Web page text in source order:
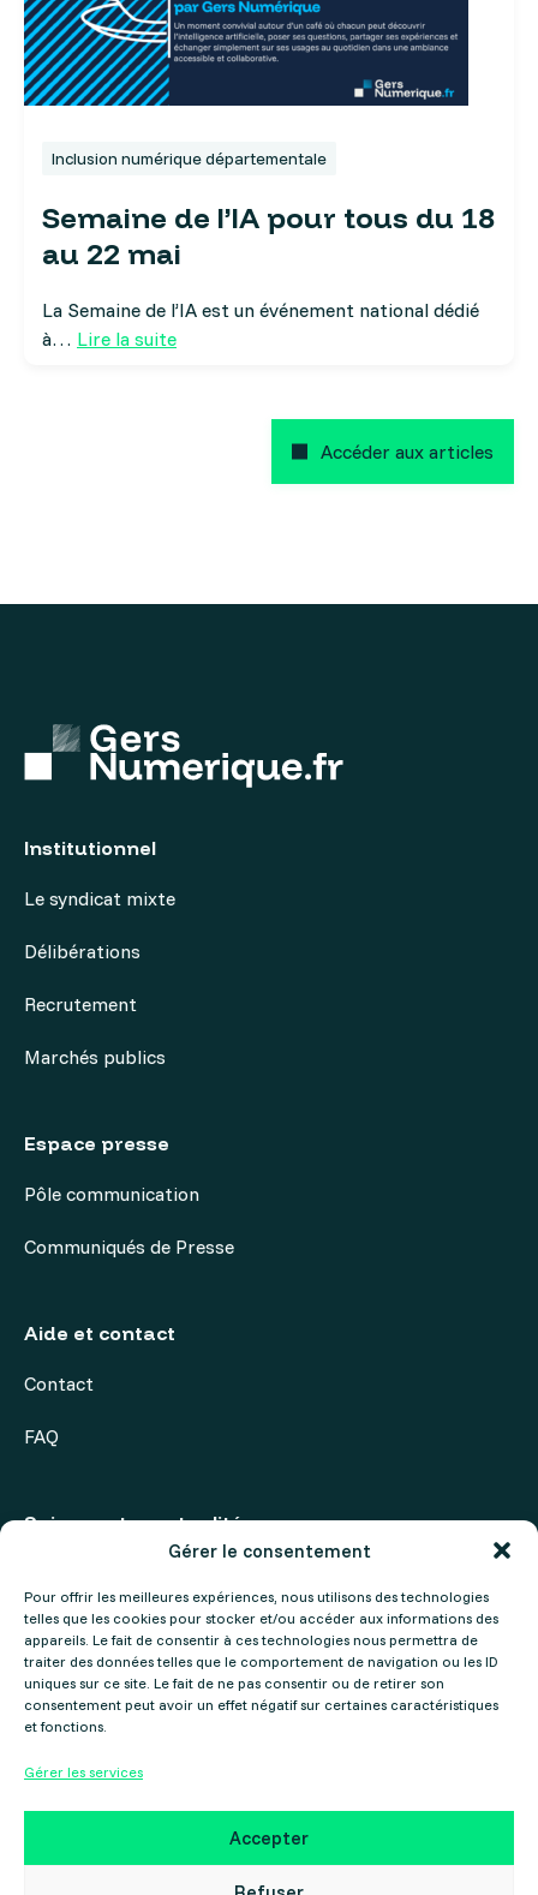
Gérer le consentement
Pour offrir les meilleures expériences, nous utilisons des technologies
telles que les cookies pour stocker et/ou accéder aux informations des
appareils. Le fait de consentir à ces technologies nous permettra de
traiter des données telles que le comportement de navigation ou les ID
uniques sur ce site. Le fait de ne pas consentir ou de retirer son
consentement peut avoir un effet négatif sur certaines caractéristiques
et fonctions.
Gérer les services
Accepter
Inclusion numérique départementale
Semaine de l’IA pour tous du 18
au 22 mai
La Semaine de l’IA est un événement national dédié
à… Lire la suite
Accéder aux articles
Institutionnel
Le syndicat mixte
Délibérations
Recrutement
Marchés publics
Espace presse
Pôle communication
Communiqués de Presse
Aide et contact
Contact
FAQ
Suivez notre actualité
Agenda
Politique de confidentialité
Collectif Cosme